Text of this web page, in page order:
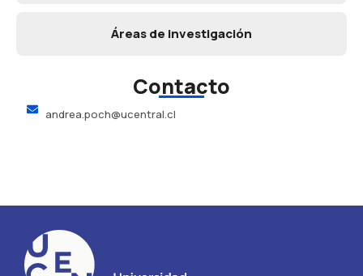
Áreas de investigación
Contacto
andrea.poch@ucentral.cl